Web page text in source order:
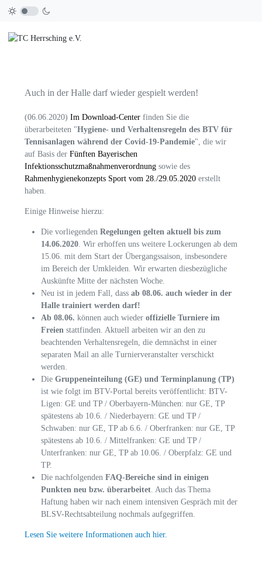
Auch in der Halle darf wieder gespielt werden!
(06.06.2020) Im Download-Center finden Sie die
überarbeiteten "Hygiene- und Verhaltensregeln des BTV für
Tennisanlagen während der Covid-19-Pandemie", die wir
auf Basis der Fünften Bayerischen
Infektionsschutzmaßnahmenverordnung sowie des
Rahmenhygienekonzepts Sport vom 28./29.05.2020 erstellt
haben.
Einige Hinweise hierzu:
Die vorliegenden Regelungen gelten aktuell bis zum
14.06.2020 . Wir erhoffen uns weitere Lockerungen ab dem
15.06. mit dem Start der Übergangssaison, insbesondere
im Bereich der Umkleiden. Wir erwarten diesbezügliche
Auskünfte Mitte der nächsten Woche.
Neu ist in jedem Fall, dass ab 08.06. auch wieder in der
Halle trainiert werden darf!
Ab 08.06. können auch wieder offizielle Turniere im
Freien stattfinden. Aktuell arbeiten wir an den zu
beachtenden Verhaltensregeln, die demnächst in einer
separaten Mail an alle Turnierveranstalter verschickt
werden.
Die Gruppeneinteilung (GE) und Terminplanung (TP)
ist wie folgt im BTV-Portal bereits veröffentlicht: BTV-
Ligen: GE und TP / Oberbayern-München: nur GE, TP
spätestens ab 10.6. / Niederbayern: GE und TP /
Schwaben: nur GE, TP ab 6.6. / Oberfranken: nur GE, TP
spätestens ab 10.6. / Mittelfranken: GE und TP /
Unterfranken: nur GE, TP ab 10.06. / Oberpfalz: GE und
TP.
Die nachfolgenden FAQ-Bereiche sind in einigen
Punkten neu bzw. überarbeitet . Auch das Thema
Haftung haben wir nach einem intensiven Gespräch mit der
BLSV-Rechtsabteilung nochmals aufgegriffen.
Lesen Sie weitere Informationen auch hier.